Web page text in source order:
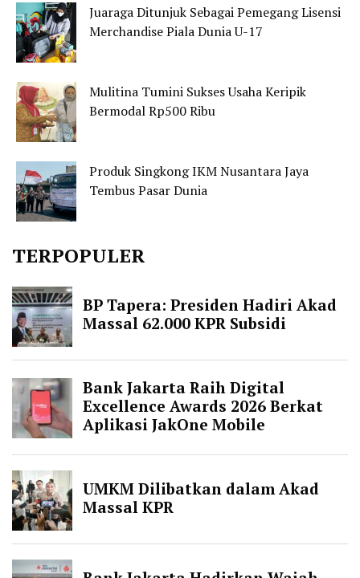
Juaraga Ditunjuk Sebagai Pemegang Lisensi
Merchandise Piala Dunia U-17
Mulitina Tumini Sukses Usaha Keripik
Bermodal Rp500 Ribu
Produk Singkong IKM Nusantara Jaya
Tembus Pasar Dunia
TERPOPULER